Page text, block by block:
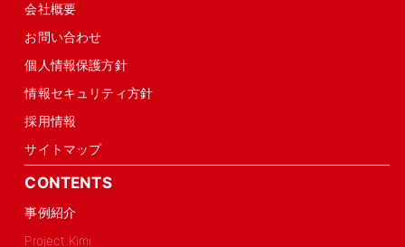
会社概要
お問い合わせ
個人情報保護方針
情報セキュリティ方針
採用情報
サイトマップ
CONTENTS
事例紹介
Project.Kimi